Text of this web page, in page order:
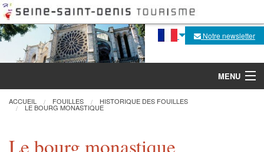
Notre newsletter
MENU
ACCUEIL FOUILLES HISTORIQUE DES FOUILLES
LE BOURG MONASTIQUE
Le bourg monastique